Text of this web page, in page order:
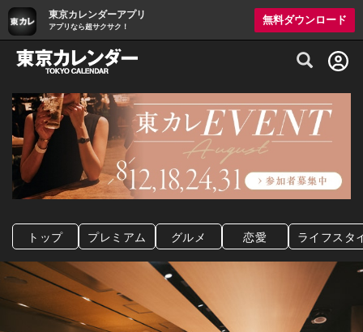
東京カレンダーアプリ
アプリなら超サクサク！
無料ダウンロード
グルメ情報・プレミアムレストラン予約
トップ プレミアム グルメ 恋愛 ライフスタ